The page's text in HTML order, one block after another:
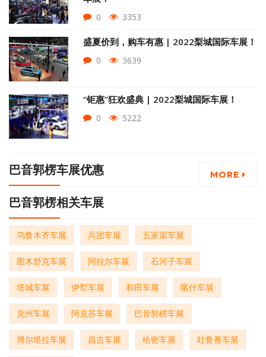
0 3353
盛夏价到，购车有惠 | 2022梨城国际车展！
0 3639
“钜惠”狂欢盛典 | 2022梨城国际车展！
0 5222
巴音郭楞车展优惠 MORE
巴音郭楞相关车展
乌鲁木齐车展 兵团车展 五家渠车展
图木舒克车展 阿拉尔车展 石河子车展
塔城车展 伊犁车展 和田车展 喀什车展
克州车展 阿克苏车展 巴音郭楞车展
博尔塔拉车展 昌吉车展 哈密车展 吐鲁番车展